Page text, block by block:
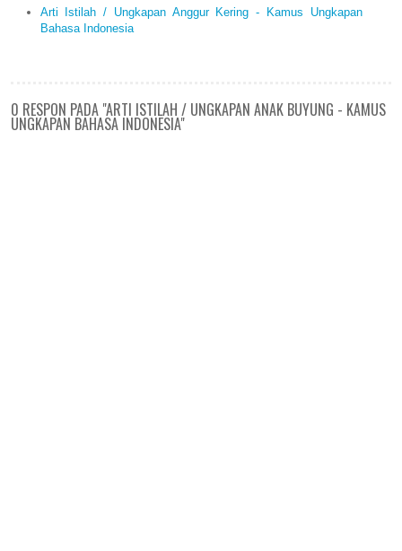
Arti Istilah / Ungkapan Anggur Kering - Kamus Ungkapan
Bahasa Indonesia
0 RESPON PADA "ARTI ISTILAH / UNGKAPAN ANAK BUYUNG - KAMUS
UNGKAPAN BAHASA INDONESIA"